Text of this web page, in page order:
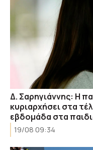
Δ. Σαρηγιάννης: Η
κυριαρχήσει στα
εβδομάδα στα
19/08 09:34